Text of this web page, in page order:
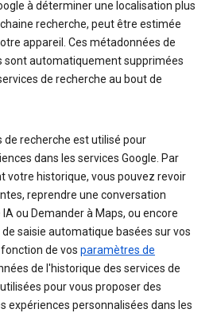
à déterminer une localisation plus
recherche, peut être estimée
appareil. Ces métadonnées de
sont automatiquement supprimées
de recherche au bout de
de recherche est utilisé pour
dans les services Google. Par
votre historique, vous pouvez revoir
reprendre une conversation
ou Demander à Maps, ou encore
saisie automatique basées sur vos
de vos paramètres de
de l'historique des services de
pour vous proposer des
expériences personnalisées dans les